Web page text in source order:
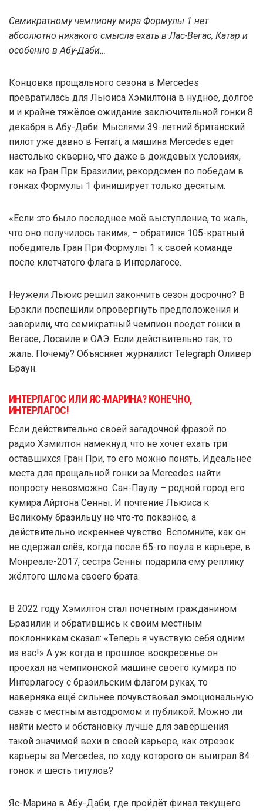
Семикратному чемпиону мира Формулы 1 нет
абсолютно никакого смысла ехать в Лас-Вегас, Катар и
особенно в Абу-Даби…
Концовка прощального сезона в Mercedes
превратилась для Льюиса Хэмилтона в нудное, долгое
и и крайне тяжёлое ожидание заключительной гонки 8
декабря в Абу-Даби. Мыслями 39-летний британский
пилот уже давно в Ferrari, а машина Mercedes едет
настолько скверно, что даже в дождевых условиях,
как на Гран При Бразилии, рекордсмен по победам в
гонках Формулы 1 финиширует только десятым.
«Если это было последнее моё выступление, то жаль,
что оно получилось таким», – обратился 105-кратный
победитель Гран При Формулы 1 к своей команде
после клетчатого флага в Интерлагосе.
Неужели Льюис решил закончить сезон досрочно? В
Брэкли поспешили опровергнуть предположения и
заверили, что семикратный чемпион поедет гонки в
Вегасе, Лосаиле и ОАЭ. Если действительно так, то
жаль. Почему? Объясняет журналист Telegraph Оливер
Браун.
ИНТЕРЛАГОС ИЛИ ЯС-МАРИНА? КОНЕЧНО,
ИНТЕРЛАГОС!
Если действительно своей загадочной фразой по
радио Хэмилтон намекнул, что не хочет ехать три
оставшихся Гран При, то его можно понять. Идеальнее
места для прощальной гонки за Mercedes найти
попросту невозможно. Сан-Паулу – родной город его
кумира Айртона Сенны. И почтение Льюиса к
Великому бразильцу не что-то показное, а
действительно искреннее чувство. Вспомните, как он
не сдержал слёз, когда после 65-го поула в карьере, в
Монреале-2017, сестра Сенны подарила ему реплику
жёлтого шлема своего брата.
В 2022 году Хэмилтон стал почётным гражданином
Бразилии и обратившись к своим местным
поклонникам сказал: «Теперь я чувствую себя одним
из вас!» А уж когда в прошлое воскресенье он
проехал на чемпионской машине своего кумира по
Интерлагосу с бразильским флагом руках, то
наверняка ещё сильнее почувствовал эмоциональную
связь с местным автодромом и публикой. Можно ли
найти место и обстановку лучше для завершения
такой значимой вехи в своей карьере, как отрезок
карьеры за Mercedes, по ходу которого он выиграл 84
гонок и шесть титулов?
Яс-Марина в Абу-Даби, где пройдёт финал текущего